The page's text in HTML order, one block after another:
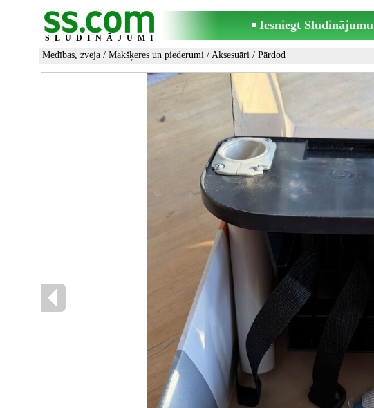
SLUDINĀJUMI
Iesniegt Sludinājumu
Medības, zveja / Makšķeres un piederumi / Aksesuāri / Pārdod